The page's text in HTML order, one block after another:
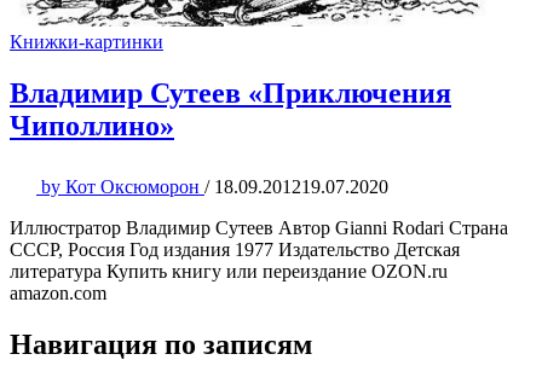
Книжки-картинки
Владимир Сутеев «Приключения
Чиполлино»
by Кот Оксюморон / 18.09.201219.07.2020
Иллюстратор Владимир Сутеев Автор Gianni Rodari Страна
СССР, Россия Год издания 1977 Издательство Детская
литература Купить книгу или переиздание OZON.ru
amazon.com
Навигация по записям